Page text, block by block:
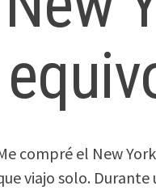
compré el New
viajo solo.